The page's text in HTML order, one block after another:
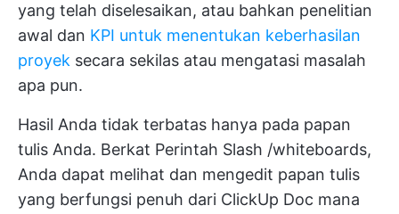
yang telah diselesaikan, atau bahkan penelitian
awal dan KPI untuk menentukan keberhasilan
proyek secara sekilas atau mengatasi masalah
apa pun.
Hasil Anda tidak terbatas hanya pada papan
tulis Anda. Berkat Perintah Slash /whiteboards,
Anda dapat melihat dan mengedit papan tulis
yang berfungsi penuh dari ClickUp Doc mana